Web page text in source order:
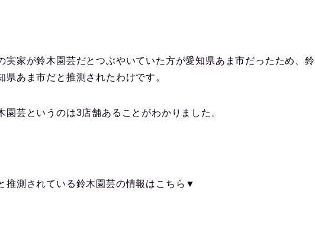
実家が鈴木園芸だとつぶやいていた方が愛知県あま市だったため、鈴
県あま市だと推測されたわけです。
園芸というのは3店舗ある ことがわかりました。
推測されている鈴木園芸の情報はこちら▼